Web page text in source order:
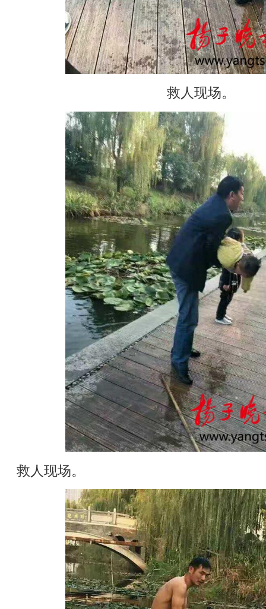
救人现场。
救人现场。